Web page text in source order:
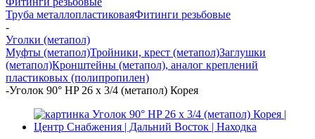
Труба металлопластиковаяФитинги резьбовые
-
Уголки (метапол)
Муфты (метапол)Тройники, крест (метапол)Заглушки
(метапол)Кронштейны (метапол), аналог креплений
пластиковых (полипропилен)
-Уголок 90° HP 26 х 3/4 (метапол) Корея